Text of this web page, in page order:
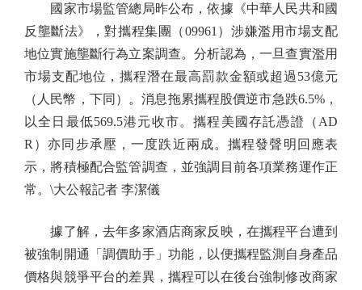
國家市場監管總局昨公布，依據《中華人民共和國
反壟斷法》，對攜程集團（09961）涉嫌濫用市場支配
地位實施壟斷行為立案調查。分析認為，一旦查實濫用
市場支配地位，攜程潛在最高罰款金額或超過53億元
（人民幣，下同）。消息拖累攜程股價逆市急跌6.5%，
以全日最低569.5港元收市。攜程美國存託憑證（AD
R）亦同步承壓，一度跌近兩成。攜程發聲明回應表
示，將積極配合監管調查，並強調目前各項業務運作正
常。\大公報記者 李潔儀
據了解，去年多家酒店商家反映，在攜程平台遭到
被強制開通「調價助手」功能，以便攜程監測自身產品
價格與競爭平台的差異，攜程可以在後台強制修改商家